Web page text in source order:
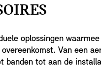
oplossingen
Van een
banden tot aan de